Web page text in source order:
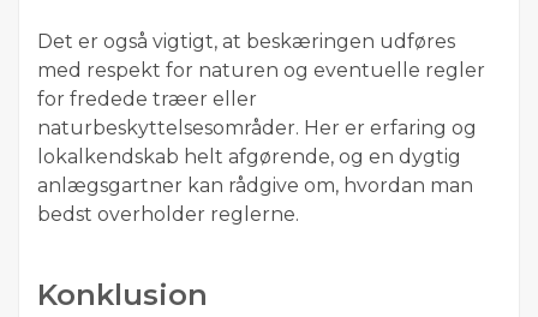
Det er også vigtigt, at beskæringen udføres
med respekt for naturen og eventuelle regler
for fredede træer eller
naturbeskyttelsesområder. Her er erfaring og
lokalkendskab helt afgørende, og en dygtig
anlægsgartner kan rådgive om, hvordan man
bedst overholder reglerne.
Konklusion